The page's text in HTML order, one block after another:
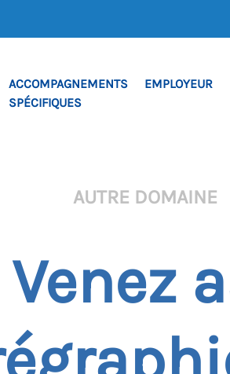
ACCOMPAGNEMENTS
SPÉCIFIQUES
EMPLOYEUR
AUTRE DOMAINE